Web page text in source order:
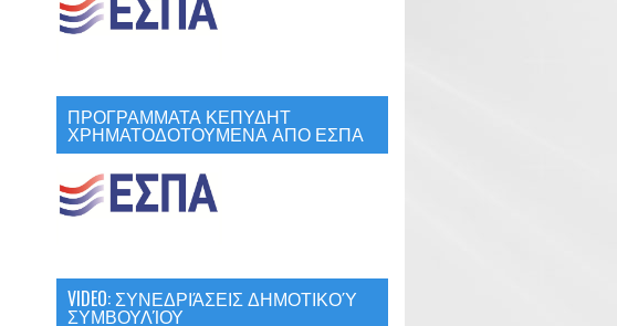
ΠΡΟΓΡΑΜΜΑΤΑ ΚΕΠΥΔΗΤ
ΧΡΗΜΑΤΟΔΟΤΟΥΜΕΝΑ ΑΠΟ ΕΣΠΑ
VIDEO: ΣΥΝΕΔΡΙΆΣΕΙΣ ΔΗΜΟΤΙΚΟΎ
ΣΥΜΒΟΥΛΊΟΥ